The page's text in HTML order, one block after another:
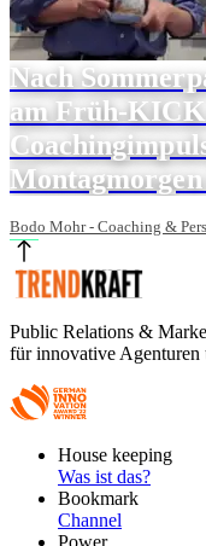
Nach
am Früh-
Bodo Mohr - Coaching &
Public Relations &
für innovative
FooterHouse keeping
Was ist das?
Bookmark
Channel
Power